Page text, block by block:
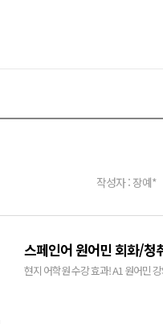
작성자 : 장예*
스페인어 원어민 회화/청
현지 어학원 수강 효과! A1 원어민